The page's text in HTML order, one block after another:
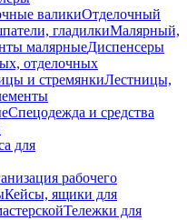
валикиОтделочный
гладилкиМалярный,
малярныеДиспенсеры
отделочных
и стремянкиЛестницы,
Спецодежда и средства
для
рабочего
Кейсы, ящики для
Тележки для